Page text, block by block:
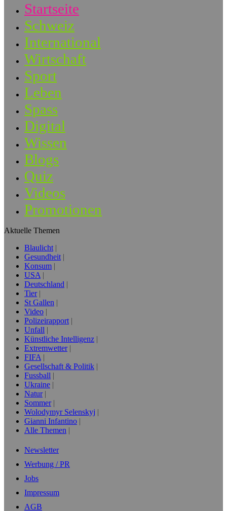
Startseite
Schweiz
International
Wirtschaft
Sport
Leben
Spass
Digital
Wissen
Blogs
Quiz
Videos
Promotionen
Aktuelle Themen
Blaulicht
Gesundheit
Konsum
USA
Deutschland
Tier
St Gallen
Video
Polizeirapport
Unfall
Künstliche Intelligenz
Extremwetter
FIFA
Gesellschaft & Politik
Fussball
Ukraine
Natur
Sommer
Wolodymyr Selenskyj
Gianni Infantino
Alle Themen
Newsletter
Werbung / PR
Jobs
Impressum
AGB